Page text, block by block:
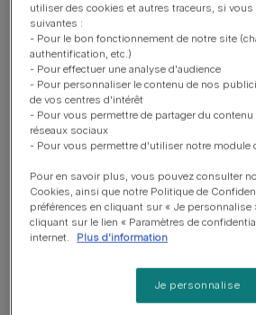
De plus, PURINA® ONE®
ingrédients naturels qui aident à
immunitaire de votre chat.
Formulé sans colorants, ni arômes,
artificiels ajoutés, PURINA® ONE®
élaboré avec du bœuf ou du saumon
un aliment complet formulé avec
qualité et avec tous les nutriments
chat a besoin.
Avec PURINA® ONE® DualNature®,
utiliser des cookies et autres traceurs, si
suivantes :
- Pour le bon fonctionnement de notre site
authentification, etc.)
- Pour effectuer une analyse d'audience
- Pour personnaliser le contenu de nos
de vos centres d'intérêt
- Pour vous permettre de partager du
réseaux sociaux
- Pour vous permettre d'utiliser notre module
Pour en savoir plus, vous pouvez consulter
Cookies, ainsi que notre Politique de
préférences en cliquant sur « Je personnalise
cliquant sur le lien « Paramètres de
internet.
Plus d'information
Je personnalise